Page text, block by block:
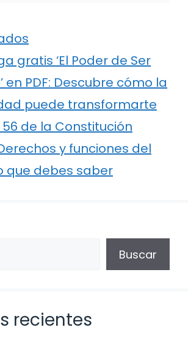
gratis ‘El Poder de Ser
en PDF: Descubre cómo la
puede transformarte
de la Constitución
y funciones del
que debes saber
Buscar
recientes